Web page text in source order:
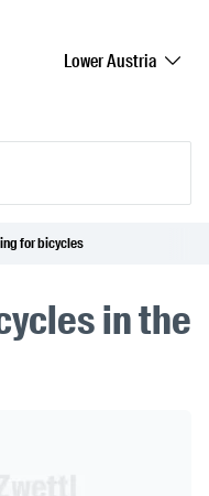
Lower Austria
for bicycles
in the